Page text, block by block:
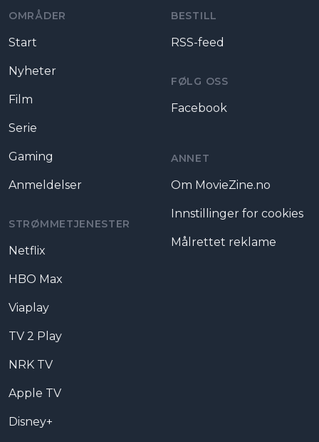
OMRÅDER
Start
Nyheter
Film
Serie
Gaming
Anmeldelser
STRØMMETJENESTER
Netflix
HBO Max
Viaplay
TV 2 Play
NRK TV
Apple TV
Disney+
BESTILL
RSS-feed
FØLG OSS
Facebook
ANNET
Om MovieZine.no
Innstillinger for cookies
Målrettet reklame